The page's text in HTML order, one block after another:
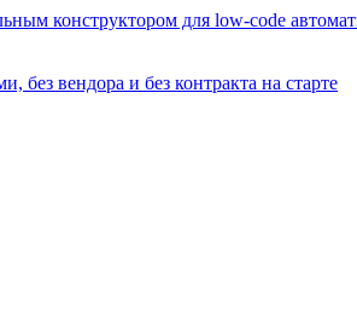
конструктором для low-code
без вендора и без контракта на старте